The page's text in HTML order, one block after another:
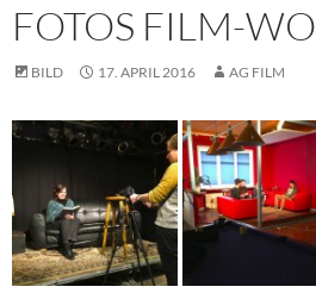
FOTOS FILM-
BILD 17. APRIL 2016 AG FILM